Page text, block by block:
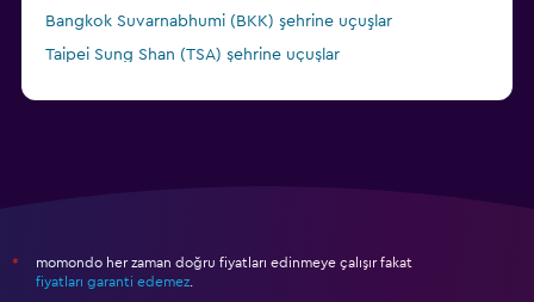
Bangkok Suvarnabhumi (BKK) şehrine uçuşlar
Taipei Sung Shan (TSA) şehrine uçuşlar
*
momondo her zaman doğru fiyatları edinmeye çalışır fakat
fiyatları garanti edemez